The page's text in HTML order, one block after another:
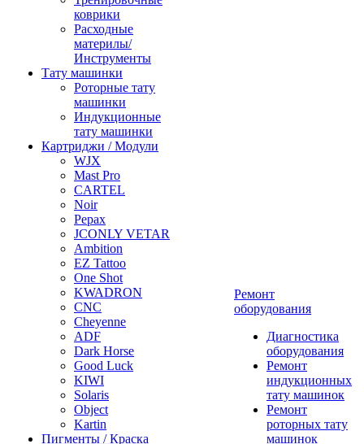
коврики
Расходные
материлы/
Инструменты
Тату машинки
Роторные тату
машинки
Индукционные
тату машинки
Картриджи / Модули
WJX
Mast Pro
CARTEL
Noir
Pepax
JCONLY VETAR
Ambition
EZ Tattoo
One Shot
KWADRON
CNC
Cheyenne
ADF
Dark Horse
Good Luck
KIWI
Solaris
Object
Kartin
Пигменты / Краска
Ремонт
оборудования
Диагностика
оборудования
Ремонт
индукционных
тату машинок
Ремонт
роторных тату
машинок